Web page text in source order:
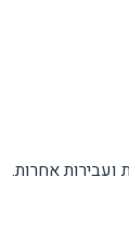
ועבירות אחרות.